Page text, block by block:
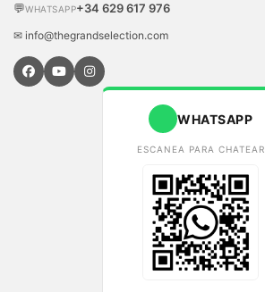
💬WHATSAPP+34 629 617 976
✉ info@thegrandselection.com
WHATSAPP
ESCANEA PARA CHATEAR